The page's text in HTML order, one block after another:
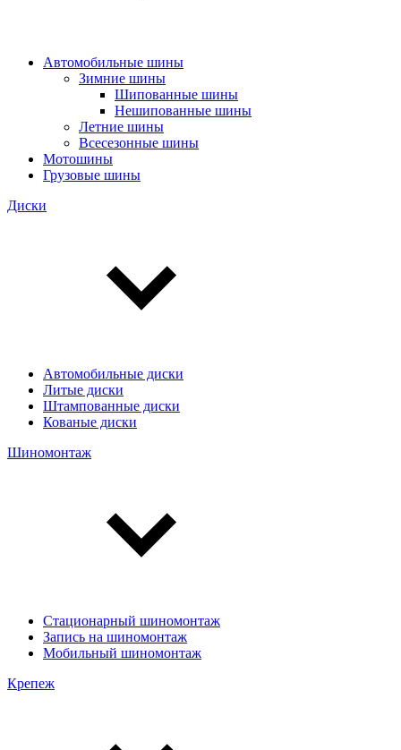
Автомобильные шины
Зимние шины
Шипованные шины
Нешипованные шины
Летние шины
Всесезонные шины
Мотошины
Грузовые шины
Диски
Автомобильные диски
Литые диски
Штампованные диски
Кованые диски
Шиномонтаж
Стационарный шиномонтаж
Запись на шиномонтаж
Мобильный шиномонтаж
Крепеж